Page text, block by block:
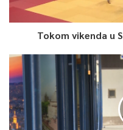
Tokom vikenda u